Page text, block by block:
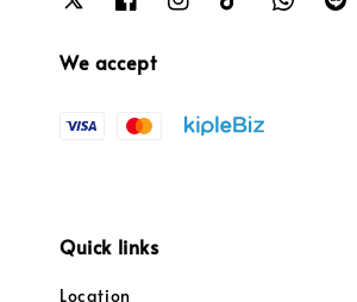
We accept
Quick links
Location